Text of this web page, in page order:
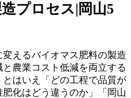
プロセス|岡山5
えるバイオマス肥料の製造
農業コスト低減を両立する
はいえ「どの工程で品質が
化はどう違うのか」「岡山